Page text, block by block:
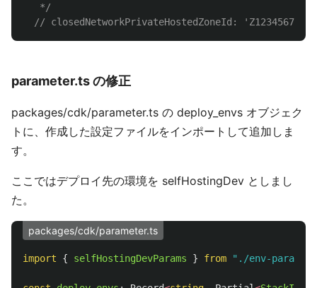
   */
// closedNetworkPrivateHostedZoneId:
parameter.ts の修正
packages/cdk/parameter.ts の deploy_envs オブジェク
トに、作成した設定ファイルをインポートして追加しま
す。
ここではデプロイ先の環境を selfHostingDev としまし
た。
packages/cdk/parameter.ts
import { selfHostingDevParams } from " ./env-